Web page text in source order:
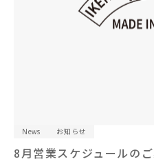
News お知らせ
8月営業スケジュールの